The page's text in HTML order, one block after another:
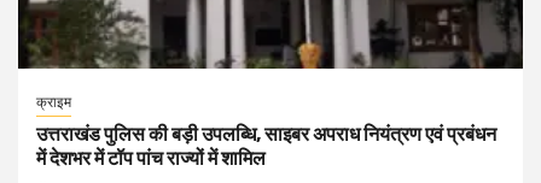
क्राइम
उत्तराखंड पुलिस की बड़ी उपलब्धि, साइबर अपराध नियंत्रण एवं प्रबंधन
में देशभर में टॉप पांच राज्यों में शामिल